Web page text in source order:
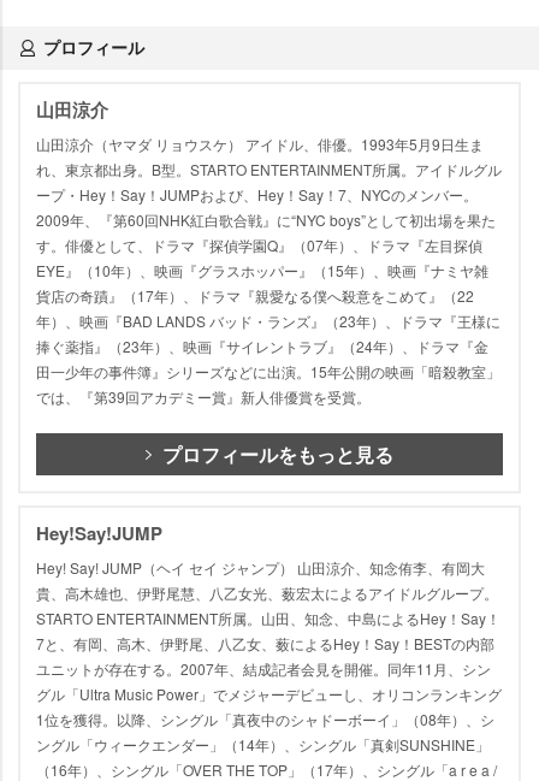
プロフィール
山田涼介
山田涼介（ヤマダ リョウスケ） アイドル、俳優。1993年5月9日生ま
れ、東京都出身。B型。STARTO ENTERTAINMENT所属。アイドルグル
ープ・Hey！Say！JUMPおよび、Hey！Say！7、NYCのメンバー。
2009年、『第60回NHK紅白歌合戦』に“NYC boys”として初出場を果た
す。俳優として、ドラマ『探偵学園Q』（07年）、ドラマ『左目探偵
EYE』（10年）、映画『グラスホッパー』（15年）、映画『ナミヤ雑
貨店の奇蹟』（17年）、ドラマ『親愛なる僕へ殺意をこめて』（22
年）、映画『BAD LANDS バッド・ランズ』（23年）、ドラマ『王様に
捧ぐ薬指』（23年）、映画『サイレントラブ』（24年）、ドラマ『金
田一少年の事件簿』シリーズなどに出演。15年公開の映画「暗殺教室」
では、『第39回アカデミー賞』新人俳優賞を受賞。
プロフィールをもっと見る
Hey!Say!JUMP
Hey! Say! JUMP（ヘイ セイ ジャンプ） 山田涼介、知念侑李、有岡大
貴、高木雄也、伊野尾慧、八乙女光、薮宏太によるアイドルグループ。
STARTO ENTERTAINMENT所属。山田、知念、中島によるHey！Say！
7と、有岡、高木、伊野尾、八乙女、薮によるHey！Say！BESTの内部
ユニットが存在する。2007年、結成記者会見を開催。同年11月、シン
グル「Ultra Music Power」でメジャーデビューし、オリコンランキング
1位を獲得。以降、シングル「真夜中のシャドーボーイ」（08年）、シ
ングル「ウィークエンダー」（14年）、シングル「真剣SUNSHINE」
（16年）、シングル「OVER THE TOP」（17年）、シングル「a r e a /